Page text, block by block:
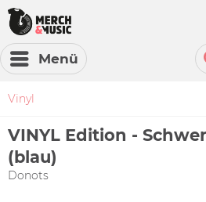
Menü
Vinyl
VINYL Edition -
(blau)
Donots